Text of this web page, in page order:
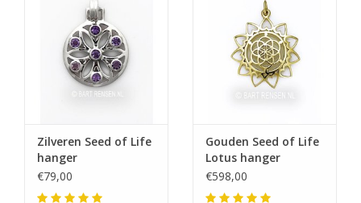
Zilveren Seed of Life
hanger
€79,00
Gouden Seed of Life
Lotus hanger
€598,00